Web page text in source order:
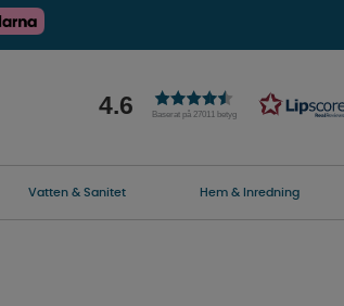
4.6 Baserat på 27011 betyg
Vatten & Sanitet Hem & Inredning